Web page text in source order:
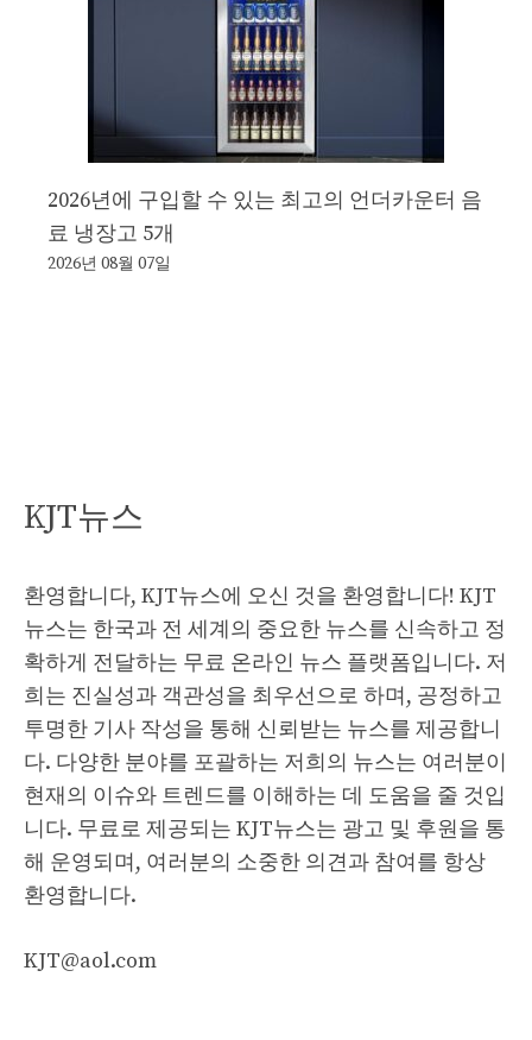
2026년에 구입할 수 있는 최고의 언더카운터 음
료 냉장고 5개
2026년 08월 07일
KJT뉴스
환영합니다, KJT뉴스에 오신 것을 환영합니다! KJT
뉴스는 한국과 전 세계의 중요한 뉴스를 신속하고 정
확하게 전달하는 무료 온라인 뉴스 플랫폼입니다. 저
희는 진실성과 객관성을 최우선으로 하며, 공정하고
투명한 기사 작성을 통해 신뢰받는 뉴스를 제공합니
다. 다양한 분야를 포괄하는 저희의 뉴스는 여러분이
현재의 이슈와 트렌드를 이해하는 데 도움을 줄 것입
니다. 무료로 제공되는 KJT뉴스는 광고 및 후원을 통
해 운영되며, 여러분의 소중한 의견과 참여를 항상
환영합니다.
KJT@aol.com